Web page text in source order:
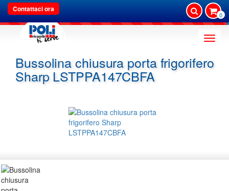
Contattaci ora
0
Toggle
Bussolina chiusura porta frigorifero
Sharp LSTPPA147CBFA